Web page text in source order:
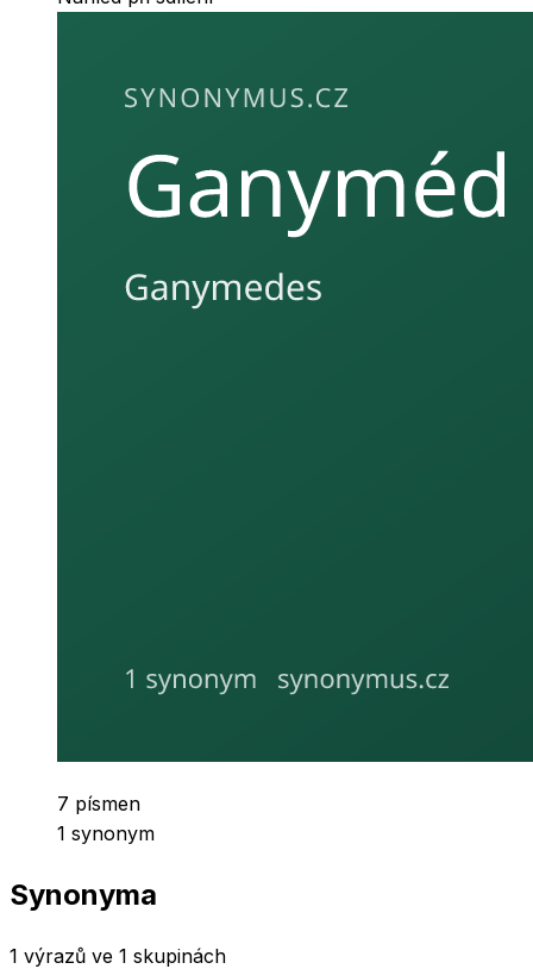
Počet písmen
7 písmen
Počet synonym
1 synonym
Synonyma
1 výrazů ve 1 skupinách